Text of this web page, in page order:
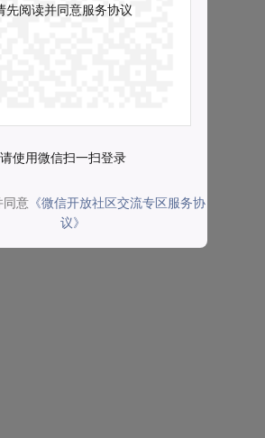
先阅读并同意服务协议
请使用微信扫一扫登录
同意 《微信开放社区交流专区服务协
议》